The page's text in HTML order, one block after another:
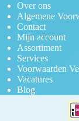
Over ons
Algemene
Contact
Mijn account
Assortiment
Services
Voorwaarden
Vacatures
Blog